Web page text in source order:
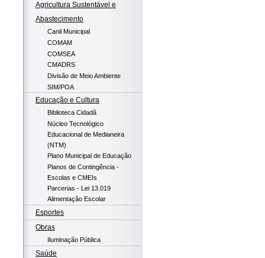
Agricultura Sustentável e
Abastecimento
Canil Municipal
COMAM
COMSEA
CMADRS
Divisão de Meio Ambiente
SIM/POA
Educação e Cultura
Biblioteca Cidadã
Núcleo Tecnológico
Educacional de Medianeira
(NTM)
Plano Municipal de Educação
Planos de Contingência -
Escolas e CMEIs
Parcerias - Lei 13.019
Alimentação Escolar
Esportes
Obras
Iluminação Pública
Saúde